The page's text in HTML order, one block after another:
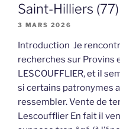
Saint-Hilliers
3 MARS 2026
Introduction Je
recherches sur Provins
LESCOUFFLIER, et il
si certains patronymes
ressembler. Vente de
Lescoufflier En fait il